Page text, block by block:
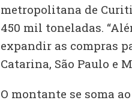
metropolitana de
450 mil toneladas.
expandir as compras
Catarina, São Paulo e
O montante se soma